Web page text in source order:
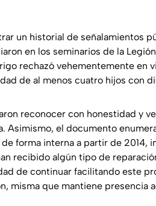
un historial de señalamientos
en los seminarios de la
rechazó vehementemente en
de al menos cuatro hijos con
reconocer con honestidad y
Asimismo, el documento
forma interna a partir de 2014,
recibido algún tipo de
de continuar facilitando este
misma que mantiene presencia